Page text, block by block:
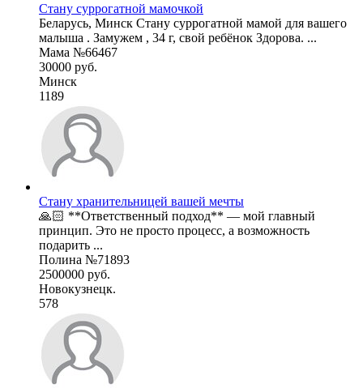
Стану суррогатной мамочкой
Беларусь, Минск Стану суррогатной мамой для вашего
малыша . Замужем , 34 г, свой ребёнок Здорова. ...
Мама №66467
30000 руб.
Минск
1189
Стану хранительницей вашей мечты
🙏🏻 **Ответственный подход** — мой главный
принцип. Это не просто процесс, а возможность
подарить ...
Полина №71893
2500000 руб.
Новокузнецк.
578